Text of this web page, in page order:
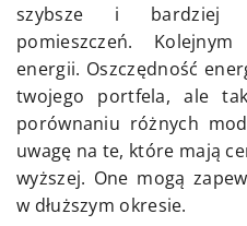
szybsze i bardziej
pomieszczeń.
energii. Oszczędność
twojego portfela, ale
porównaniu różnych
uwagę na te, które mają
wyższej. One mogą
w dłuższym okresie.